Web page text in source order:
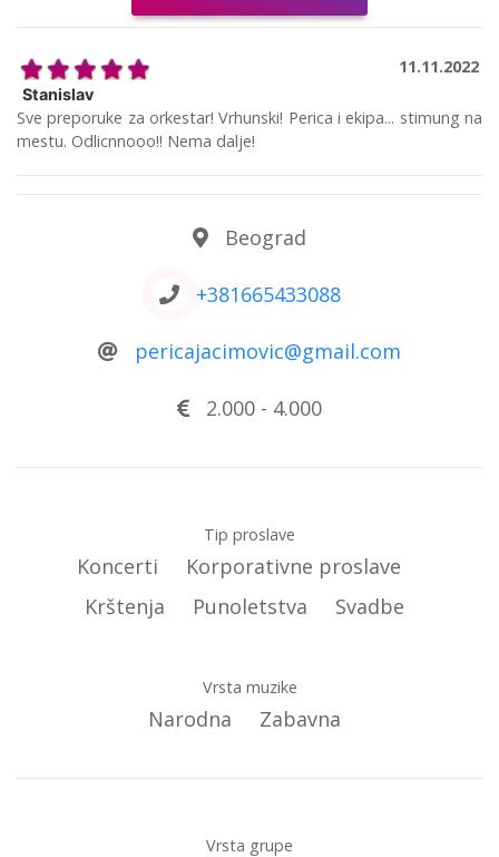
11.11.2022
Stanislav
Sve preporuke za orkestar! Vrhunski! Perica i ekipa... stimung na
mestu. Odlicnnooo!! Nema dalje!
Beograd
+381665433088
pericajacimovic@gmail.com
2.000 - 4.000
Tip proslave
Koncerti
Korporativne proslave
Krštenja
Punoletstva Svadbe
Vrsta muzike
Narodna Zabavna
Vrsta grupe